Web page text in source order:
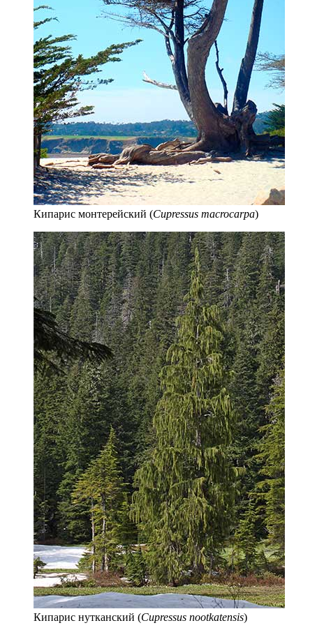
Кипарис монтерейский (Cupressus macrocarpa)
Кипарис нутканский (Cupressus nootkatensis)